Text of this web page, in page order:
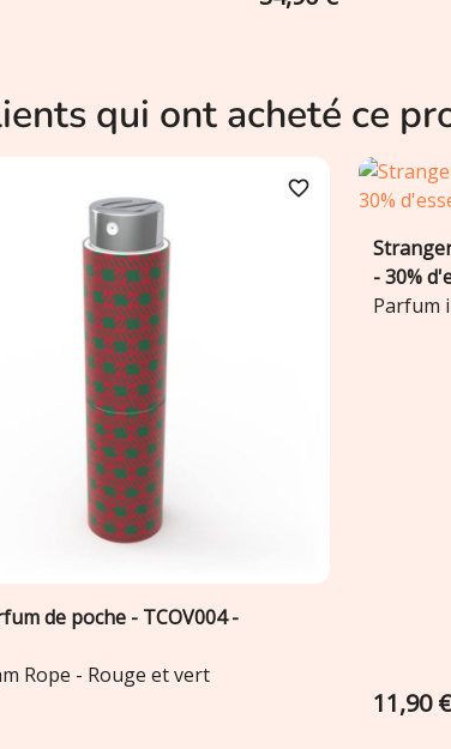
qui ont acheté ce
Ajouter au panier
favorite_border
de poche - TCOV004 -
Rope - Rouge et vert
- 30%
Parfum
11,90 €